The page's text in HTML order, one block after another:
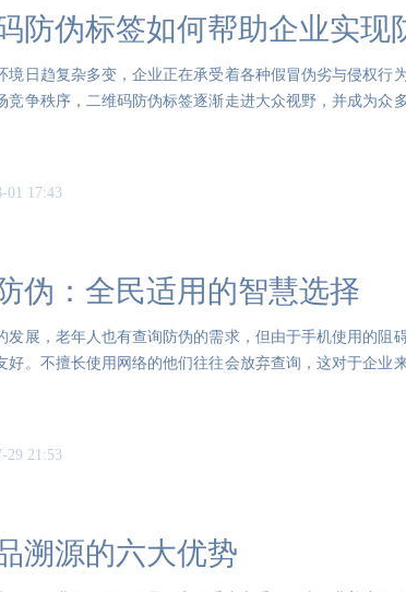
防伪标签如何帮助企业实现
境日趋复杂多变，企业正在承受着各种假冒伪劣与侵权行
竞争秩序，二维码防伪标签逐渐走进大众视野，并成为众
01 17:43
伪：全民适用的智慧选择
发展，老年人也有查询防伪的需求，但由于手机使用的阻
好。不擅长使用网络的他们往往会放弃查询，这对于企业
29 21:53
溯源的六大优势